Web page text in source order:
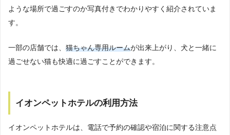
ような場所で過ごすのか写真付きでわかりやすく紹介されていま
す。
一部の店舗では、 猫ちゃん専用ルームが出来上がり、犬と一緒に
過ごせない猫も快適に過ごすことができます。
イオンペットホテルの利用方法
イオンペットホテルは、電話で予約の確認や宿泊に関する注意点